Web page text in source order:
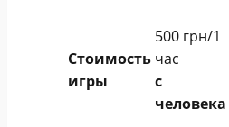
Стоимость
игры
500 грн/1
час
с
человека